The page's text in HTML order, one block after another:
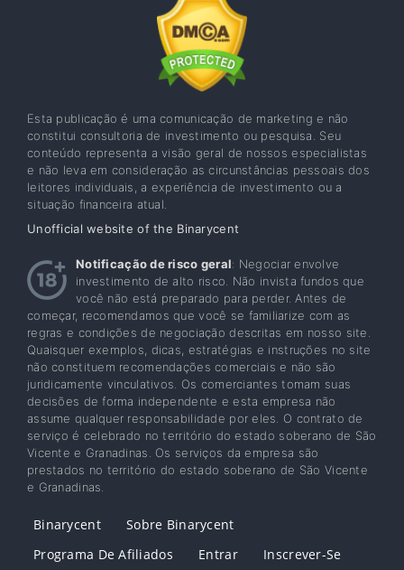
Esta publicação é uma comunicação de marketing e não
constitui consultoria de investimento ou pesquisa. Seu
conteúdo representa a visão geral de nossos especialistas
e não leva em consideração as circunstâncias pessoais dos
leitores individuais, a experiência de investimento ou a
situação financeira atual.
Unofficial website of the Binarycent
Notificação de risco geral: Negociar envolve
investimento de alto risco. Não invista fundos que
você não está preparado para perder. Antes de
começar, recomendamos que você se familiarize com as
regras e condições de negociação descritas em nosso site.
Quaisquer exemplos, dicas, estratégias e instruções no site
não constituem recomendações comerciais e não são
juridicamente vinculativos. Os comerciantes tomam suas
decisões de forma independente e esta empresa não
assume qualquer responsabilidade por eles. O contrato de
serviço é celebrado no território do estado soberano de São
Vicente e Granadinas. Os serviços da empresa são
prestados no território do estado soberano de São Vicente
e Granadinas.
Binarycent
Sobre Binarycent
Programa De Afiliados
Entrar Inscrever-Se